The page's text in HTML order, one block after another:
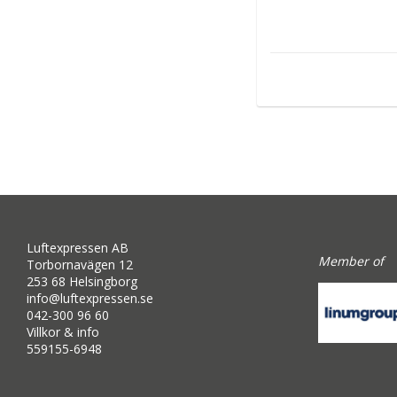
Luftexpressen AB
Torbornavägen 12
253 68 Helsingborg
info@luftexpressen.se
042-300 96 60
Villkor & info
559155-6948
Member of